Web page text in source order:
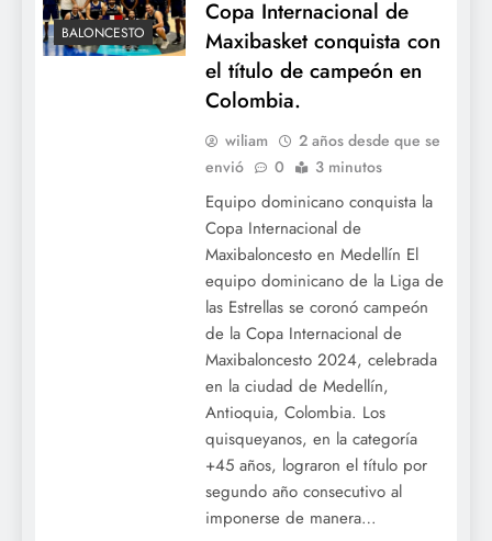
BALONCESTO
Copa Internacional de
Maxibasket conquista con
el título de campeón en
Colombia.
wiliam
2 años desde que se
envió
0 3 minutos
Equipo dominicano conquista la
Copa Internacional de
Maxibaloncesto en Medellín El
equipo dominicano de la Liga de
las Estrellas se coronó campeón
de la Copa Internacional de
Maxibaloncesto 2024, celebrada
en la ciudad de Medellín,
Antioquia, Colombia. Los
quisqueyanos, en la categoría
+45 años, lograron el título por
segundo año consecutivo al
imponerse de manera…